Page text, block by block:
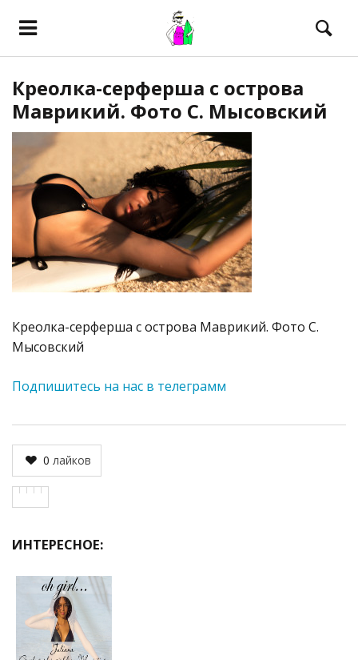
Креолка-серферша с острова
Маврикий. Фото С. Мысовский
Креолка-серферша с острова Маврикий. Фото С.
Мысовский
Подпишитесь на нас в телеграмм
0 лайков
ИНТЕРЕСНОЕ: